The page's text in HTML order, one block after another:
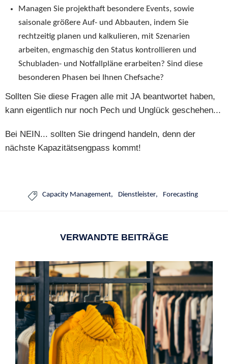
Managen Sie projekthaft besondere Events, sowie
saisonale größere Auf- und Abbauten, indem Sie
rechtzeitig planen und kalkulieren, mit Szenarien
arbeiten, engmaschig den Status kontrollieren und
Schubladen- und Notfallpläne erarbeiten? Sind diese
besonderen Phasen bei Ihnen Chefsache?
Sollten Sie diese Fragen alle mit JA beantwortet haben,
kann eigentlich nur noch Pech und Unglück geschehen...
Bei NEIN... sollten Sie dringend handeln, denn der
nächste Kapazitätsengpass kommt!
 Capacity Management Dienstleister Forecasting
VERWANDTE BEITRÄGE